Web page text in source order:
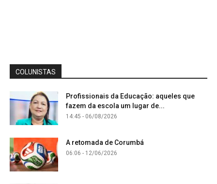
COLUNISTAS
Profissionais da Educação: aqueles que
fazem da escola um lugar de...
14:45 - 06/08/2026
A retomada de Corumbá
06:06 - 12/06/2026